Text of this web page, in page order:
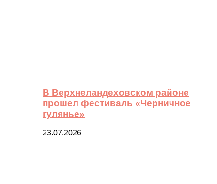
В Верхнеландеховском районе
прошел фестиваль «Черничное
гулянье»
23.07.2026